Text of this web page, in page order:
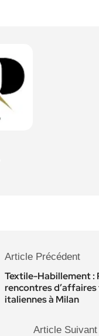
Article Précédent
Textile-Habillement :
rencontres
italiennes à Milan
Article Suivant